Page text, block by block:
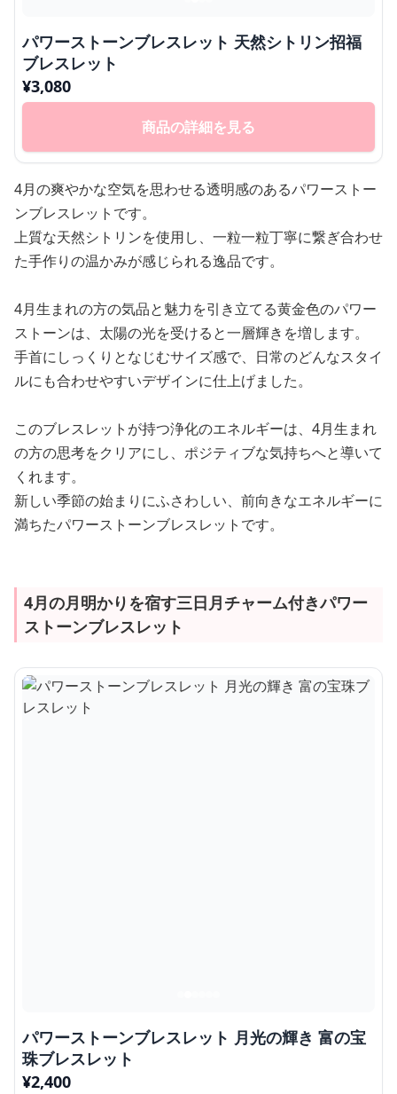
パワーストーンブレスレット 天然シトリン招福
ブレスレット
¥3,080
商品の詳細を見る
4月の爽やかな空気を思わせる透明感のあるパワーストー
ンブレスレットです。
上質な天然シトリンを使用し、一粒一粒丁寧に繋ぎ合わせ
た手作りの温かみが感じられる逸品です。
4月生まれの方の気品と魅力を引き立てる黄金色のパワー
ストーンは、太陽の光を受けると一層輝きを増します。
手首にしっくりとなじむサイズ感で、日常のどんなスタイ
ルにも合わせやすいデザインに仕上げました。
このブレスレットが持つ浄化のエネルギーは、4月生まれ
の方の思考をクリアにし、ポジティブな気持ちへと導いて
くれます。
新しい季節の始まりにふさわしい、前向きなエネルギーに
満ちたパワーストーンブレスレットです。
4月の月明かりを宿す三日月チャーム付きパワー
ストーンブレスレット
パワーストーンブレスレット 月光の輝き 富の宝
珠ブレスレット
¥2,400